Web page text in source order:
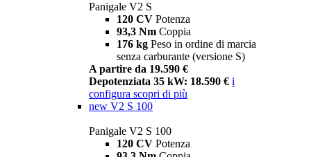
Panigale V2 S
120 CV Potenza
93,3 Nm Coppia
176 kg Peso in ordine di marcia
senza carburante (versione S)
A partire da 19.590 €
Depotenziata 35 kW: 18.590 € i
configura scopri di più
new V2 S 100
Panigale V2 S 100
120 CV Potenza